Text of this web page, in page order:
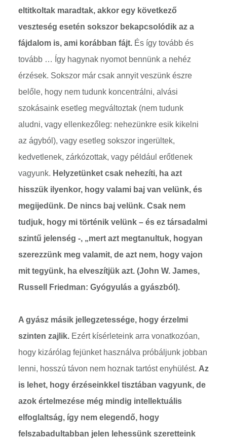
eltitkoltak maradtak, akkor egy következő
veszteség esetén sokszor bekapcsolódik az a
fájdalom is, ami korábban fájt. És így tovább és
tovább … Így hagynak nyomot bennünk a nehéz
érzések. Sokszor már csak annyit veszünk észre
belőle, hogy nem tudunk koncentrálni, alvási
szokásaink esetleg megváltoztak (nem tudunk
aludni, vagy ellenkezőleg: nehezünkre esik kikelni
az ágyból), vagy esetleg sokszor ingerültek,
kedvetlenek, zárkózottak, vagy például erőtlenek
vagyunk. Helyzetünket csak nehezíti, ha azt
hisszük ilyenkor, hogy valami baj van velünk, és
megijedünk. De nincs baj velünk. Csak nem
tudjuk, hogy mi történik velünk – és ez társadalmi
szintű jelenség -, „mert azt megtanultuk, hogyan
szerezzünk meg valamit, de azt nem, hogy vajon
mit tegyünk, ha elveszítjük azt. (John W. James,
Russell Friedman: Gyógyulás a gyászból).
A gyász másik jellegzetessége, hogy érzelmi
szinten zajlik.Ezért kísérleteink arra vonatkozóan,
hogy kizárólag fejünket használva próbáljunk jobban
lenni, hosszú távon nem hoznak tartóst enyhülést. Az
is lehet, hogy érzéseinkkel tisztában vagyunk, de
azok értelmezése még mindig intellektuális
elfoglaltság, így nem elegendő, hogy
felszabadultabban jelen lehessünk szeretteink